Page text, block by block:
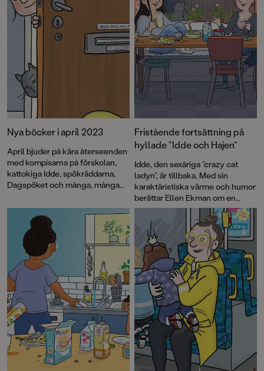
Nya böcker i april 2023
April bjuder på kära återseenden
med kompisarna på förskolan,
kattokiga Idde, spökräddarna,
Dagspöket och många, många
IJustWantToBeCool tillbaka med
en ny skruvad bladvändare för
slukaråldern. Och Moa Backe
Åstot, som gjorde en bejublad
romandebut med Himlabrand, är
aktuell med sin andra bok,
Fjärilshjärta. Välkommen till en
fullmatad bokmånad!
Fristående fortsättning på
hyllade ”Idde och Hajen”
Idde, den sexåriga ”crazy cat
ladyn”, är tillbaka. Med sin
karaktäristiska värme och humor
berättar Ellen Ekman om en
bortsprungen katt som kommer
till rätta när Idde tar saken i egna
händer. Här möter läsaren många
av de riktiga
kattpersonligheterna från
hennes egen Stockholmsförort.